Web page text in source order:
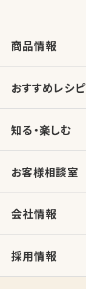
商品情報
おすすめレシピ
知る・楽しむ
お客様相談室
会社情報
採用情報